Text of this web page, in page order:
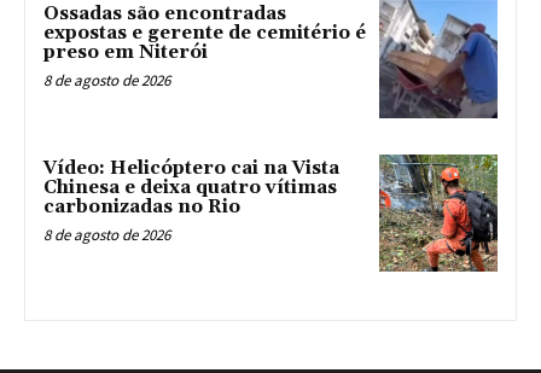
Ossadas são encontradas
expostas e gerente de cemitério é
preso em Niterói
8 de agosto de 2026
Vídeo: Helicóptero cai na Vista
Chinesa e deixa quatro vítimas
carbonizadas no Rio
8 de agosto de 2026